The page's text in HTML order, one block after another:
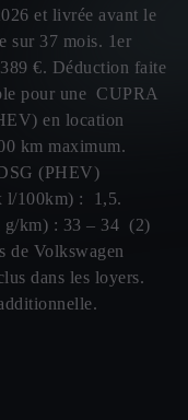
et livrée avant le
sur 37 mois. 1er
€. Déduction faite
pour une CUPRA
en location
km maximum.
(PHEV)
l/100km) : 1,5.
g/km) : 33 – 34 (2)
de Volkswagen
dans les loyers.